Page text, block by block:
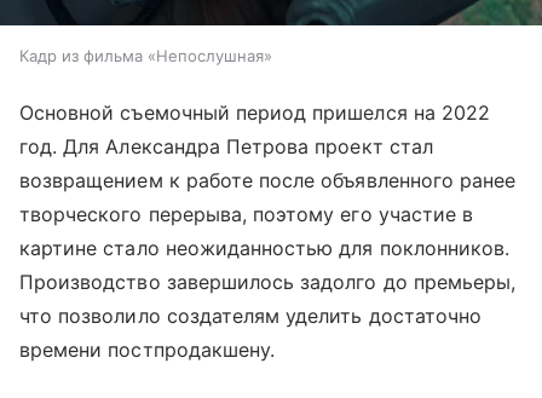
Кадр из фильма «Непослушная»
Основной съемочный период пришелся на 2022
год. Для Александра Петрова проект стал
возвращением к работе после объявленного ранее
творческого перерыва, поэтому его участие в
картине стало неожиданностью для поклонников.
Производство завершилось задолго до премьеры,
что позволило создателям уделить достаточно
времени постпродакшену.